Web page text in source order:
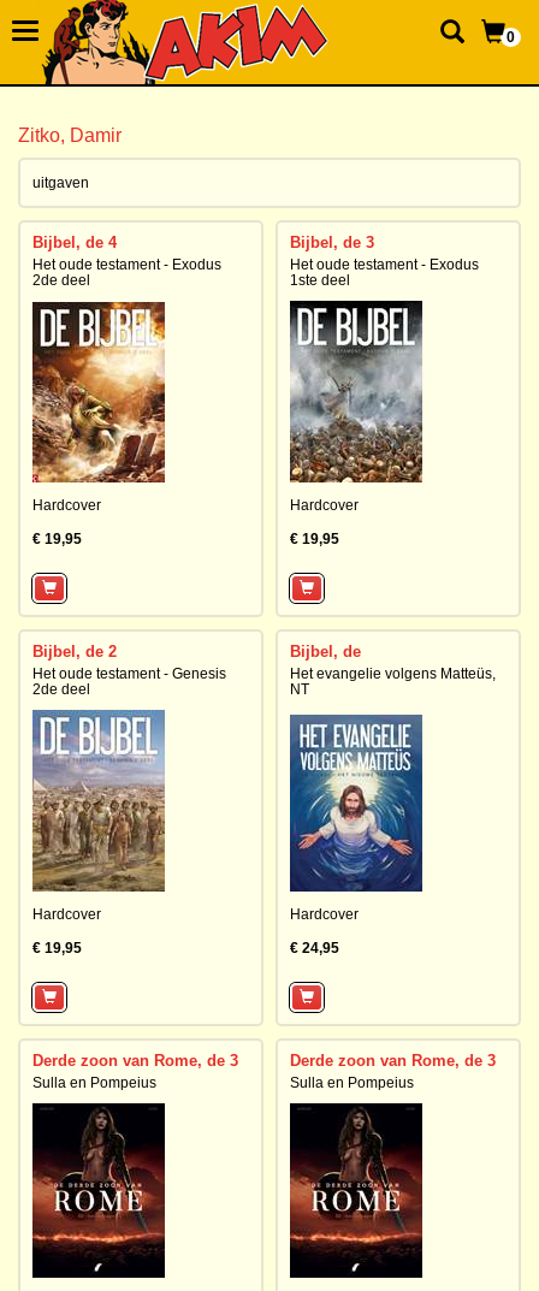
0
Zitko, Damir
uitgaven
Bijbel, de 4
Het oude testament - Exodus
2de deel
Hardcover
€ 19,95
Bijbel, de 3
Het oude testament - Exodus
1ste deel
Hardcover
€ 19,95
Bijbel, de 2
Het oude testament - Genesis
2de deel
Hardcover
€ 19,95
Bijbel, de
Het evangelie volgens Matteüs,
NT
Hardcover
€ 24,95
Derde zoon van Rome, de 3
Sulla en Pompeius
Derde zoon van Rome, de 3
Sulla en Pompeius